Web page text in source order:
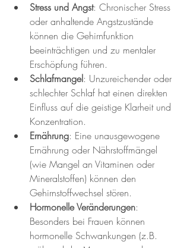
Stress und Angst: Chronischer Stress
oder anhaltende Angstzustände
können die Gehirnfunktion
beeinträchtigen und zu mentaler
Erschöpfung führen.
Schlafmangel: Unzureichender oder
schlechter Schlaf hat einen direkten
Einfluss auf die geistige Klarheit und
Konzentration.
Ernährung: Eine unausgewogene
Ernährung oder Nährstoffmängel
(wie Mangel an Vitaminen oder
Mineralstoffen) können den
Gehirnstoffwechsel stören.
Hormonelle Veränderungen:
Besonders bei Frauen können
hormonelle Schwankungen (z.B.